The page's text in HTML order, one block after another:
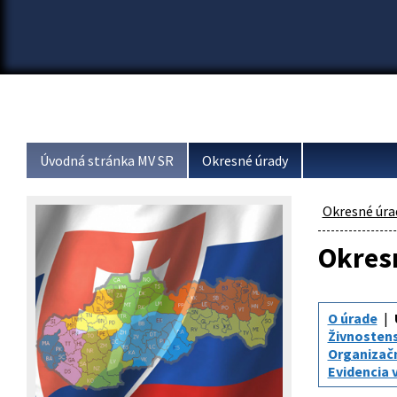
Úvodná stránka MV SR Okresné úrady
Okresné
O úrade
Evidencia